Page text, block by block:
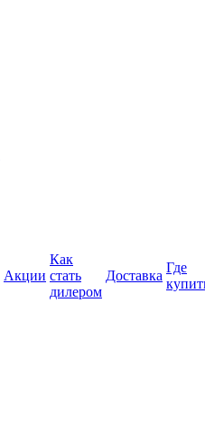
Акции
Как
стать
дилером
Доставка
Где